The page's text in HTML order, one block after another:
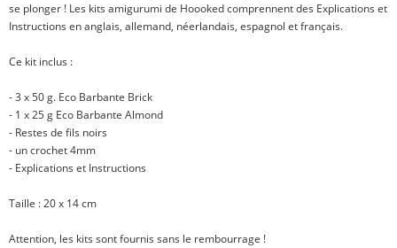
se plonger ! Les kits amigurumi de Hoooked comprennent des Explications et
Instructions en anglais, allemand, néerlandais, espagnol et français.
Ce kit inclus :
- 3 x 50 g. Eco Barbante Brick
- 1 x 25 g Eco Barbante Almond
- Restes de fils noirs
- un crochet 4mm
- Explications et Instructions
Taille : 20 x 14 cm
Attention, les kits sont fournis sans le rembourrage !